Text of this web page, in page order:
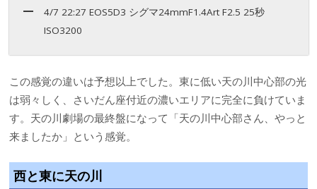
4/7 22:27 EOS5D3 シグマ24mmF1.4Art F2.5 25秒
ISO3200
この感覚の違いは予想以上でした。東に低い天の川中心部の光
は弱々しく、さいだん座付近の濃いエリアに完全に負けていま
す。天の川劇場の最終盤になって「天の川中心部さん、やっと
来ましたか」という感覚。
西と東に天の川